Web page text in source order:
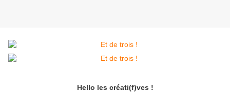
Hello les créati(f)ves !